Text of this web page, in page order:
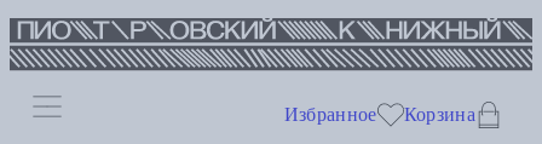
Избранное Корзина